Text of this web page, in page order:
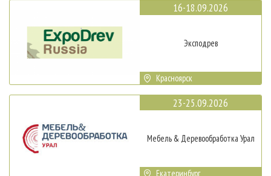
16-18.09.2026
Эксподрев
Красноярск
23-25.09.2026
Мебель & Деревообработка Урал
Екатеринбург